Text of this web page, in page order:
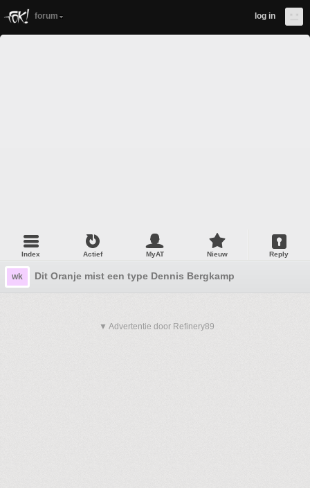
forum log in
Index Actief MyAT Nieuw Reply
wk Dit Oranje mist een type Dennis Bergkamp
▼ Advertentie door Refinery89